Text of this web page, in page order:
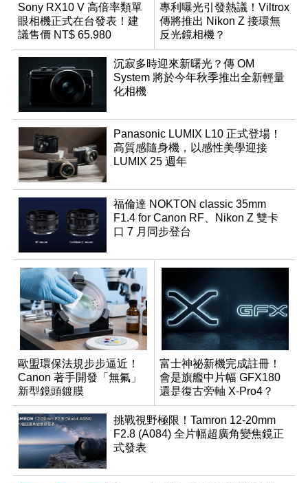
Sony RX10 V 高倍率類單
眼相機正式在台發表！建
議售價 NT$ 65,980
專利曝光引發熱議！Viltrox
傳將推出 Nikon Z 接環無
反光鏡相機？
沉寂多時迎來新曙光？傳 OM
System 將於今年秋季推出全新輕量
化相機
Panasonic LUMIX L10 正式登場！
高質感隨身機，以感性美學迎接
LUMIX 25 週年
福倫達 NOKTON classic 35mm
F1.4 for Canon RF、Nikon Z 雙卡
口 7 月同步登台
歐盟環保法規步步逼近！
Canon 著手開發「無氟」
新型鏡頭鍍膜
富士神祕新機完成註冊！
會是旗艦中片幅 GFX180
還是復古旁軸 X-Pro4？
挑戰視野極限！Tamron 12-20mm
F2.8 (A084) 全片幅超廣角變焦鏡正
式發表